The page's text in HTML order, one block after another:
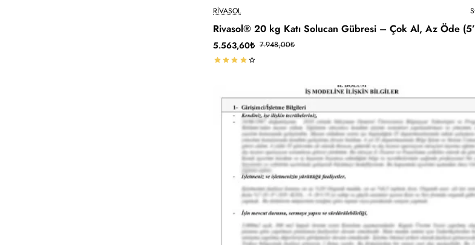
Kargo
-30%
RIVASOL
Rivasol® 20 kg Katı Solucan Gübresi – Çok Al, Az Öde
5.563,60₺ 7.948,00₺